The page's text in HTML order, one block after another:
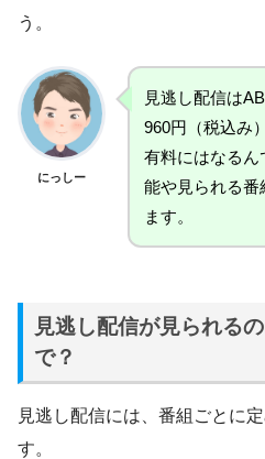
う。
にっしー
見逃し配信は
960円（税込み
有料にはなる
能や見られる番
ます。
見逃し配信が見られる
で？
見逃し配信には、番組ごとに
す。